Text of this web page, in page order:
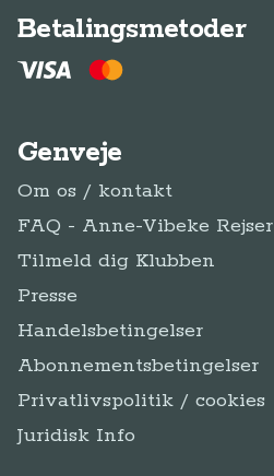
Betalingsmetoder
Genveje
Om os / kontakt
FAQ - Anne-Vibeke Rejser
Tilmeld dig Klubben
Presse
Handelsbetingelser
Abonnementsbetingelser
Privatlivspolitik / cookies
Juridisk Info